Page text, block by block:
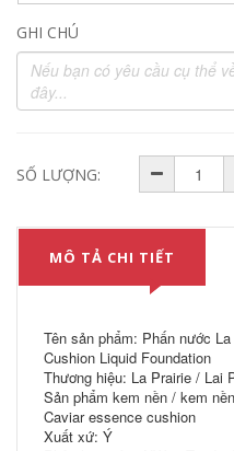
GHI CHÚ
SỐ LƯỢNG:
MÔ TẢ CHI TIẾT
Tên sản phẩm: Phấn nước
Cushion Liquid Foundation
Thương hiệu: La Prairie / Lai
Sản phẩm kem nền / kem
Caviar essence cushion
Xuất xứ: Ý